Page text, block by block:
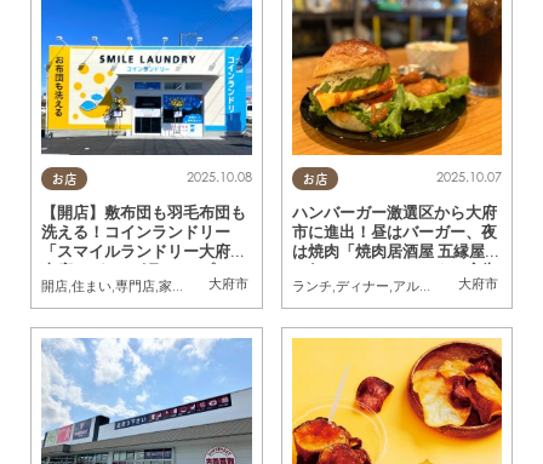
お店
大府市
2025.10.08
【開店】敷布団も羽毛布団も
洗える！コインランドリー
「スマイルランドリー大府柊
山店」が10/6(月)オープン
開店 住まい 専門店 家族 おひとりさま
お店
大府市
2025.10.07
ハンバーガー激選区から大府
市に進出！昼はバーガー、夜
は焼肉「焼肉居酒屋 五縁屋」
へ行ってみた／ちたまる広告
ランチ ディナー アルコール ,開店,行って